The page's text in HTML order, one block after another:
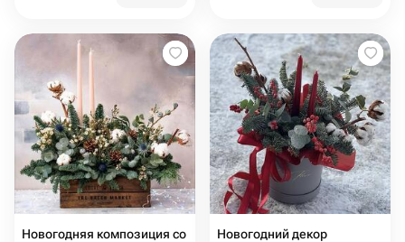
Новогодняя композиция со
Новогодний декор